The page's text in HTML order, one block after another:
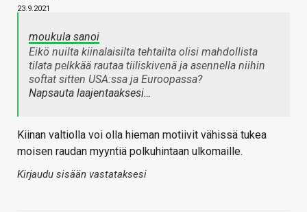
23.9.2021
moukula sanoi
Eikö nuilta kiinalaisilta tehtailta olisi mahdollista
tilata pelkkää rautaa tiiliskivenä ja asennella niihin
softat sitten USA:ssa ja Euroopassa?
Napsauta laajentaaksesi…
Kiinan valtiolla voi olla hieman motiivit vähissä tukea
moisen raudan myyntiä polkuhintaan ulkomaille.
Kirjaudu sisään vastataksesi